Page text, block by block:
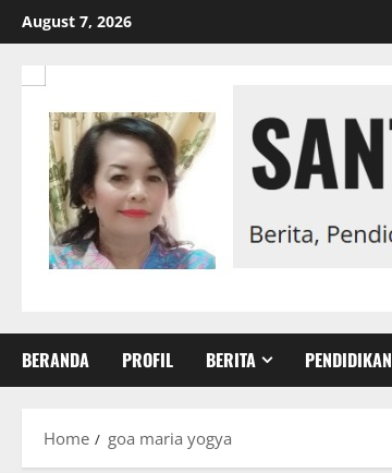
Skip
to
content
August 7, 2026
BERANDA PROFIL BERITA PENDIDIKAN
Home goa maria yogya